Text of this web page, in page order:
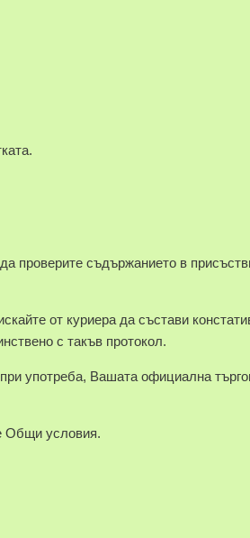
проверите съдържанието в
от куриера да състави
с такъв протокол.
употреба, Вашата официална
Общи условия.